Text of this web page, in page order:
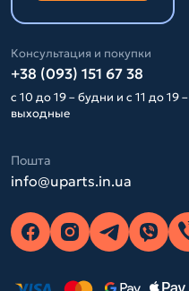
Консультация и покупки
+38 (093) 151 67 38
с 10 до 19 – будни и с 11 до 19 –
выходные
Пошта
info@uparts.in.ua